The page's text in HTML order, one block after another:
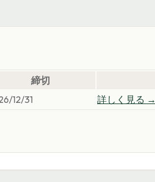
締切
12/31 詳しく見る →